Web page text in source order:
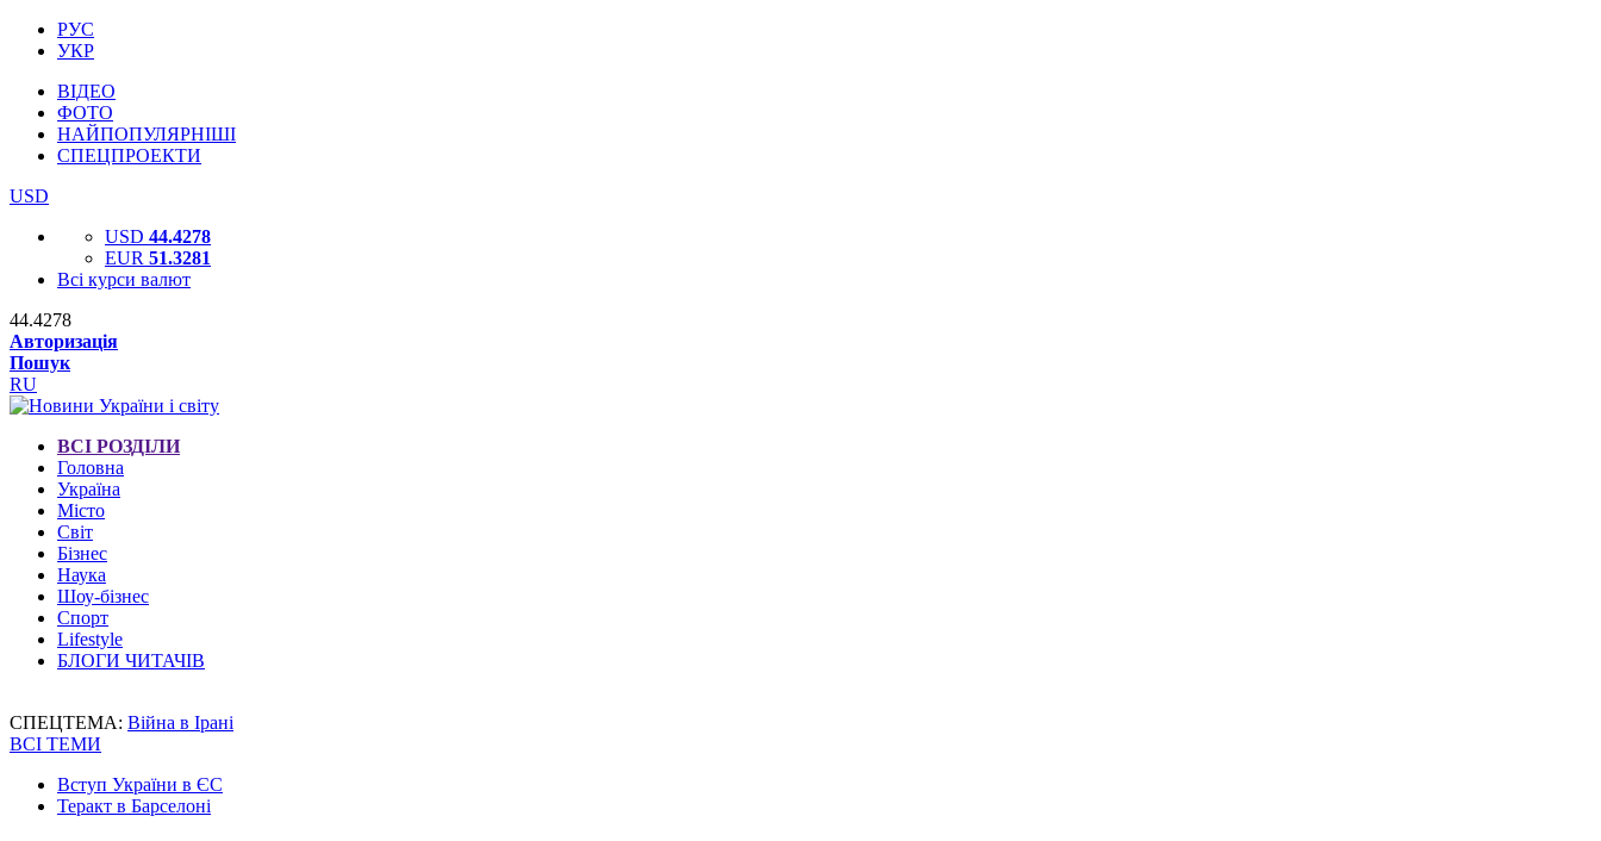
РУС
УКР
ВІДЕО
ФОТО
НАЙПОПУЛЯРНІШІ
СПЕЦПРОЕКТИ
USD
USD 44.4278
EUR 51.3281
Всі курси валют
44.4278
Авторизація
Пошук
RU
ВСІ РОЗДІЛИ
Головна
Україна
Місто
Світ
Бізнес
Наука
Шоу-бізнес
Спорт
Lifestyle
БЛОГИ ЧИТАЧІВ
СПЕЦТЕМА: Війна в Ірані
ВСІ ТЕМИ
Вступ України в ЄС
Теракт в Барселоні